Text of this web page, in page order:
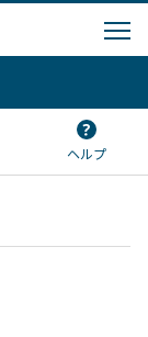
ヘルプ